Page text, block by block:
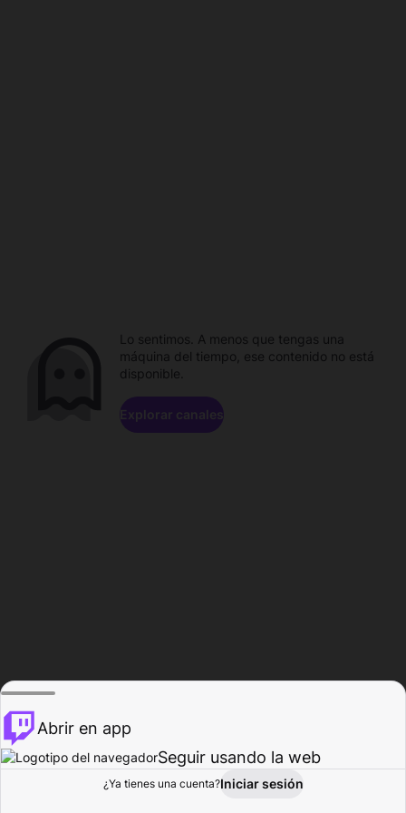
Explorar Actividad
Lo sentimos. A menos que tengas una
máquina del tiempo, ese contenido no está
disponible.
Explorar canales
Abrir en app
Seguir usando la web
¿Ya tienes una cuenta?Iniciar sesión